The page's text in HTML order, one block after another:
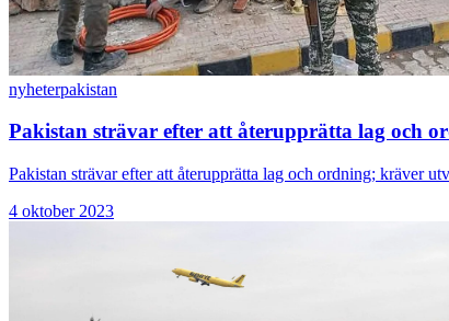
nyheterpakistan
Pakistan strävar efter att återupprätta lag och
Pakistan strävar efter att återupprätta lag och ordning; kräver
4 oktober 2023